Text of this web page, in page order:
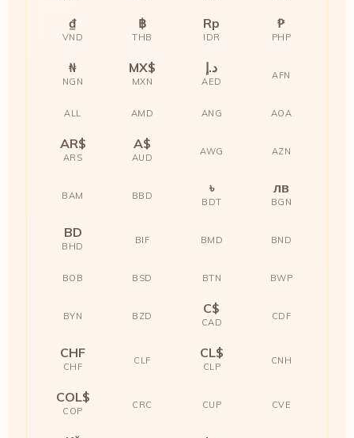
₫
VND
฿
THB
Rp
IDR
₱
PHP
₦
NGN
MX$
MXN
د.إ
AED
AFN
ALL AMD ANG AOA
AR$
ARS
A$
AUD
AWG AZN
BAM BBD ৳
BDT
лв
BGN
BD
BHD
BIF BMD BND
BOB BSD BTN BWP
BYN BZD C$
CAD
CDF
CHF
CHF
CLF CL$
CLP
CNH
COL$
COP
CRC CUP CVE